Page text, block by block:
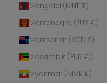
Mongolei (MNT ₮)
Montenegro (EUR €)
Montserrat (XCD $)
Mosambik (EUR €)
Myanmar (MMK K)